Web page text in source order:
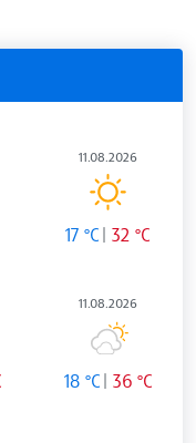
11.08.2026
17 °C 32 °C
11.08.2026
18 °C 36 °C